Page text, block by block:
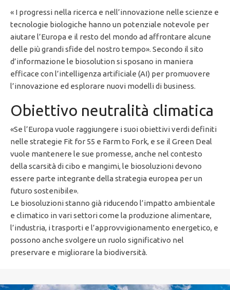
« I progressi nella ricerca e nell’innovazione nelle scienze e
tecnologie biologiche hanno un potenziale notevole per
aiutare l’Europa e il resto del mondo ad affrontare alcune
delle più grandi sfide del nostro tempo». Secondo il sito
d’informazione le biosolution si sposano in maniera
efficace con l’intelligenza artificiale (AI) per promuovere
l’innovazione ed esplorare nuovi modelli di business.
Obiettivo neutralità climatica
«Se l’Europa vuole raggiungere i suoi obiettivi verdi definiti
nelle strategie Fit for 55 e Farm to Fork, e se il Green Deal
vuole mantenere le sue promesse, anche nel contesto
della scarsità di cibo e mangimi, le biosoluzioni devono
essere parte integrante della strategia europea per un
futuro sostenibile».
Le biosoluzioni stanno già riducendo l’impatto ambientale
e climatico in vari settori come la produzione alimentare,
l’industria, i trasporti e l’approvvigionamento energetico, e
possono anche svolgere un ruolo significativo nel
preservare e migliorare la biodiversità.